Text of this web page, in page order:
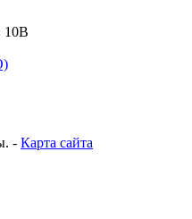
10В
- Карта сайта